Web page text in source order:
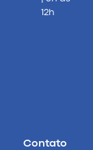
12h
Contato